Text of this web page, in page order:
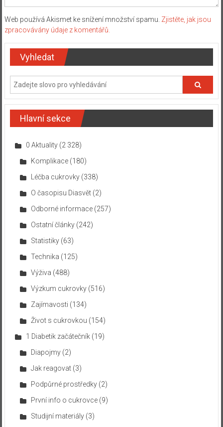
Web používá Akismet ke snížení množství spamu. Zjistěte, jak jsou
zpracovávány údaje z komentářů.
Vyhledat
Hlavní sekce
0 Aktuality(2 328)
Komplikace(180)
Léčba cukrovky(338)
O časopisu Diasvět(2)
Odborné informace(257)
Ostatní články(242)
Statistiky(63)
Technika (125)
Výživa (488)
Výzkum cukrovky(516)
Zajímavosti (134)
Život s cukrovkou (154)
1 Diabetik začátečník(19)
Diapojmy(2)
Jak reagovat(3)
Podpůrné prostředky(2)
První info o cukrovce(9)
Studijní materiály(3)